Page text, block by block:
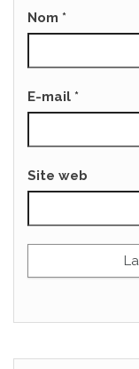
Nom *
E-mail *
Site web